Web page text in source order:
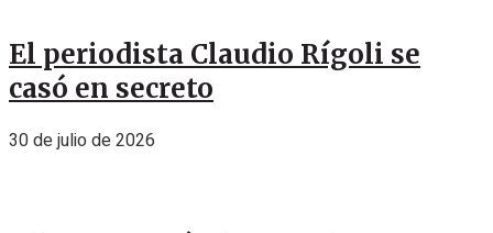
El periodista Claudio Rígoli se
casó en secreto
30 de julio de 2026